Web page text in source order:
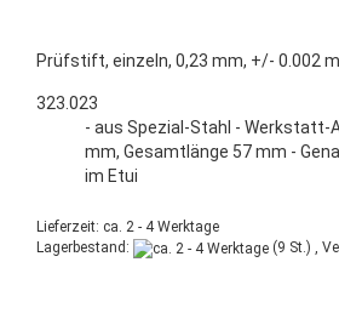
Prüfstift, einzeln, 0,23 mm, +/- 0.002
323.023
- aus Spezial-Stahl - Werkstatt-
mm, Gesamtlänge 57 mm -
im Etui
Lieferzeit: ca. 2 - 4 Werktage
Lagerbestand:
(9 St.) ,